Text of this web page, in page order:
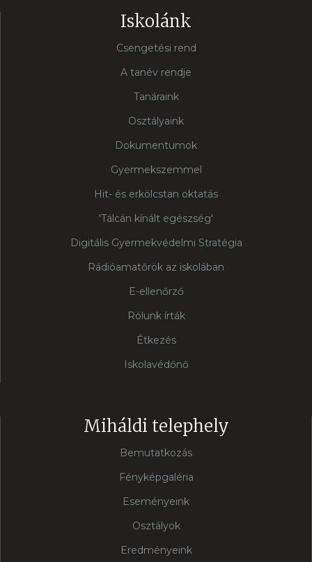
Iskolánk
Csengetési rend
A tanév rendje
Tanáraink
Osztályaink
Dokumentumok
Gyermekszemmel
Hit- és erkölcstan oktatás
'Tálcán kínált egészség'
Digitális Gyermekvédelmi Stratégia
Rádióamatőrök az iskolában
E-ellenőrző
Rólunk írták
Étkezés
Iskolavédőnő
Miháldi telephely
Bemutatkozás
Fényképgaléria
Eseményeink
Osztályok
Eredményeink